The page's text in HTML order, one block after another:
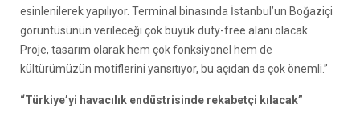
esinlenilerek yapılıyor. Terminal binasında İstanbul’un Boğaziçi
görüntüsünün verileceği çok büyük duty-free alanı olacak.
Proje, tasarım olarak hem çok fonksiyonel hem de
kültürümüzün motiflerini yansıtıyor, bu açıdan da çok önemli.”
“Türkiye’yi havacılık endüstrisinde rekabetçi kılacak”